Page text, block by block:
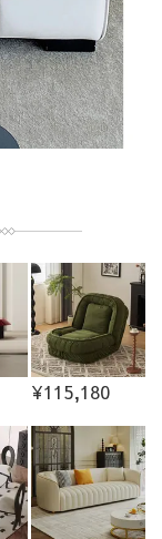
¥115,180